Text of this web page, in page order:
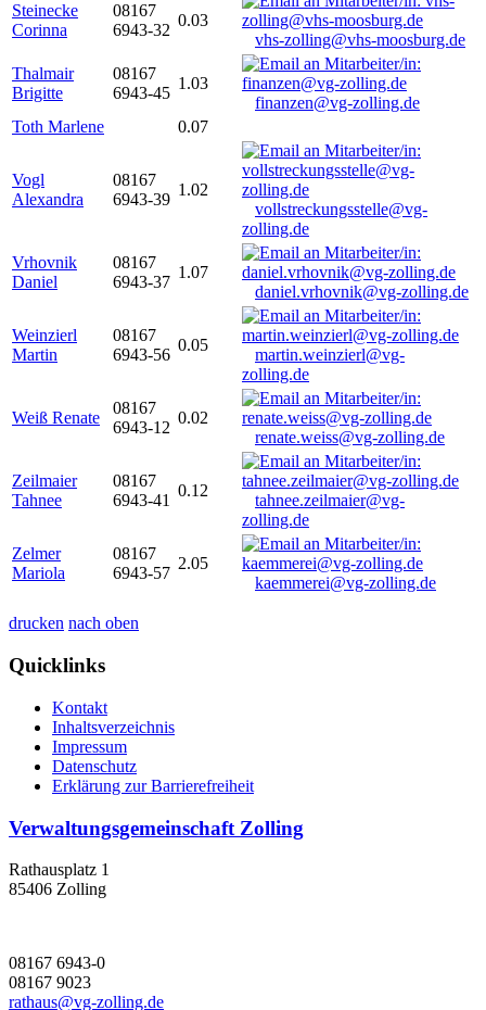
Steinecke
Corinna
08167
6943-32
0.03
vhs-zolling@vhs-moosburg.de
Thalmair
Brigitte
08167
6943-45
1.03
finanzen@vg-zolling.de
Toth Marlene
0.07
Vogl
Alexandra
08167
6943-39
1.02
vollstreckungsstelle@vg-
zolling.de
Vrhovnik
Daniel
08167
6943-37
1.07
daniel.vrhovnik@vg-zolling.de
Weinzierl
Martin
08167
6943-56
0.05
martin.weinzierl@vg-
zolling.de
Weiß Renate
08167
6943-12
0.02
renate.weiss@vg-zolling.de
Zeilmaier
Tahnee
08167
6943-41
0.12
tahnee.zeilmaier@vg-
zolling.de
Zelmer
Mariola
08167
6943-57
2.05
kaemmerei@vg-zolling.de
drucken nach oben
Quicklinks
Kontakt
Inhaltsverzeichnis
Impressum
Datenschutz
Erklärung zur Barrierefreiheit
Verwaltungsgemeinschaft Zolling
Rathausplatz 1
85406 Zolling
08167 6943-0
08167 9023
rathaus@vg-zolling.de